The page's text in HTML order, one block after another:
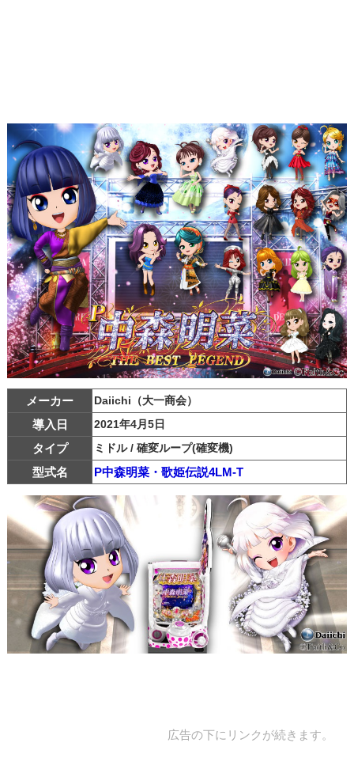
メーカー Daiichi（大一商会）
導入日 2021年4月5日
タイプ ミドル / 確変ループ(確変機)
型式名 P中森明菜・歌姫伝説4LM-T
広告の下にリンクが続きます。